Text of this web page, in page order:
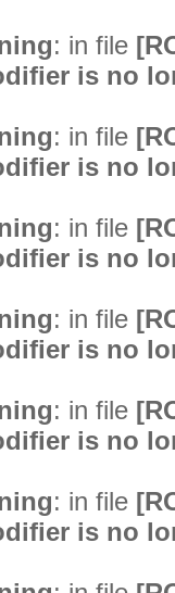
: in file
is no
: in file
is no
: in file
is no
: in file
is no
: in file
is no
: in file
is no